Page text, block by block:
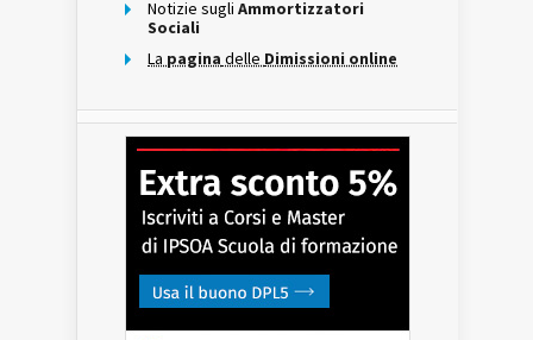
Notizie sugli Ammortizzatori
Sociali
La pagina delle Dimissioni online